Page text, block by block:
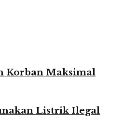
Korban Maksimal
Listrik Ilegal